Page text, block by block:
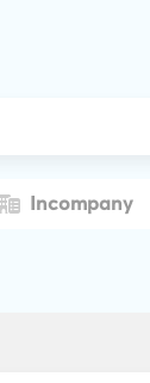
Incompany